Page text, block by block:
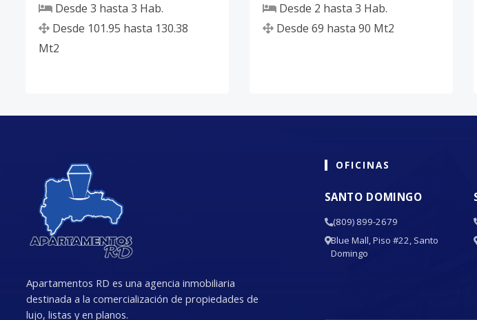
Desde 3 hasta 3 Hab.
Desde 101.95 hasta 130.38
Mt2
Desde 2 hasta 3 Hab.
Desde 69 hasta 90 Mt2
Apartamentos RD es una agencia inmobiliaria
destinada a la comercialización de propiedades de
lujo, listas y en planos.
OFICINAS
SANTO DOMINGO
(809) 899-2679
Blue Mall, Piso #22, Santo
Domingo